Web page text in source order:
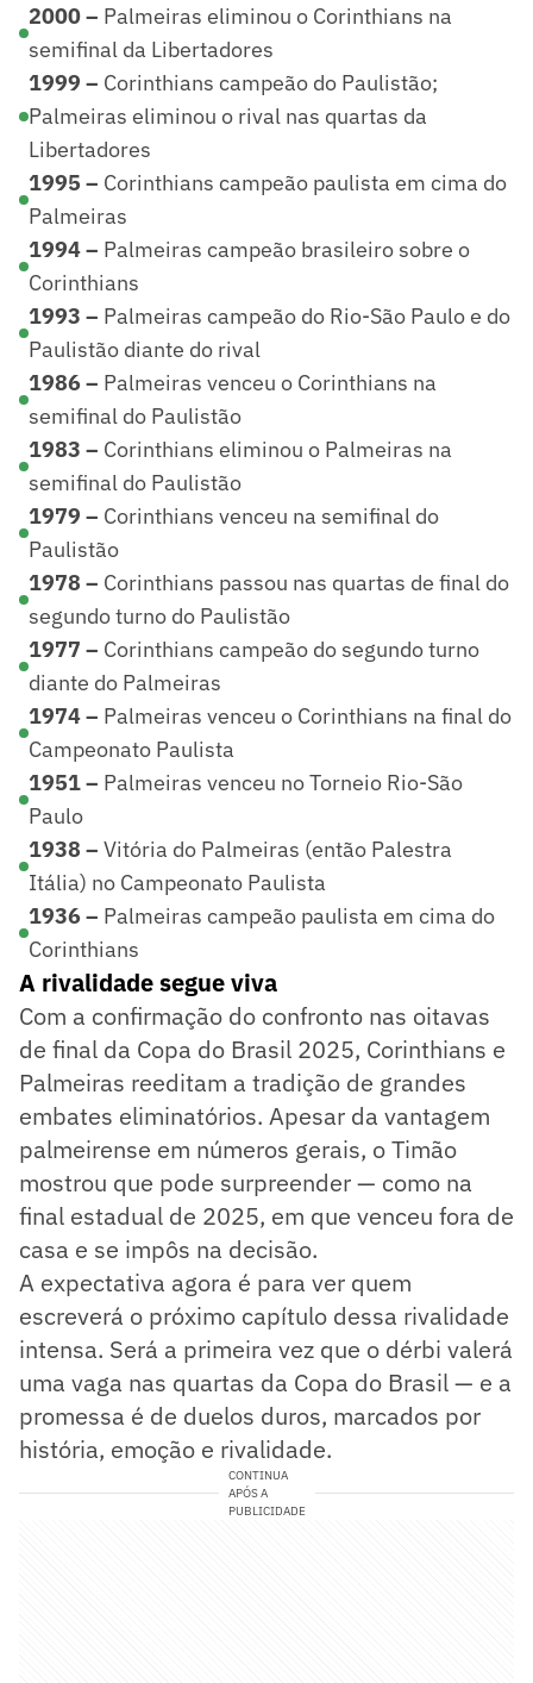
2000 – Palmeiras eliminou o Corinthians na
semifinal da Libertadores
1999 – Corinthians campeão do Paulistão;
Palmeiras eliminou o rival nas quartas da
Libertadores
1995 – Corinthians campeão paulista em cima do
Palmeiras
1994 – Palmeiras campeão brasileiro sobre o
Corinthians
1993 – Palmeiras campeão do Rio-São Paulo e do
Paulistão diante do rival
1986 – Palmeiras venceu o Corinthians na
semifinal do Paulistão
1983 – Corinthians eliminou o Palmeiras na
semifinal do Paulistão
1979 – Corinthians venceu na semifinal do
Paulistão
1978 – Corinthians passou nas quartas de final do
segundo turno do Paulistão
1977 – Corinthians campeão do segundo turno
diante do Palmeiras
1974 – Palmeiras venceu o Corinthians na final do
Campeonato Paulista
1951 – Palmeiras venceu no Torneio Rio-São
Paulo
1938 – Vitória do Palmeiras (então Palestra
Itália) no Campeonato Paulista
1936 – Palmeiras campeão paulista em cima do
Corinthians
A rivalidade segue viva
Com a confirmação do confronto nas oitavas
de final da Copa do Brasil 2025, Corinthians e
Palmeiras reeditam a tradição de grandes
embates eliminatórios. Apesar da vantagem
palmeirense em números gerais, o Timão
mostrou que pode surpreender — como na
final estadual de 2025, em que venceu fora de
casa e se impôs na decisão.
A expectativa agora é para ver quem
escreverá o próximo capítulo dessa rivalidade
intensa. Será a primeira vez que o dérbi valerá
uma vaga nas quartas da Copa do Brasil — e a
promessa é de duelos duros, marcados por
história, emoção e rivalidade.
CONTINUA
APÓS A
PUBLICIDADE